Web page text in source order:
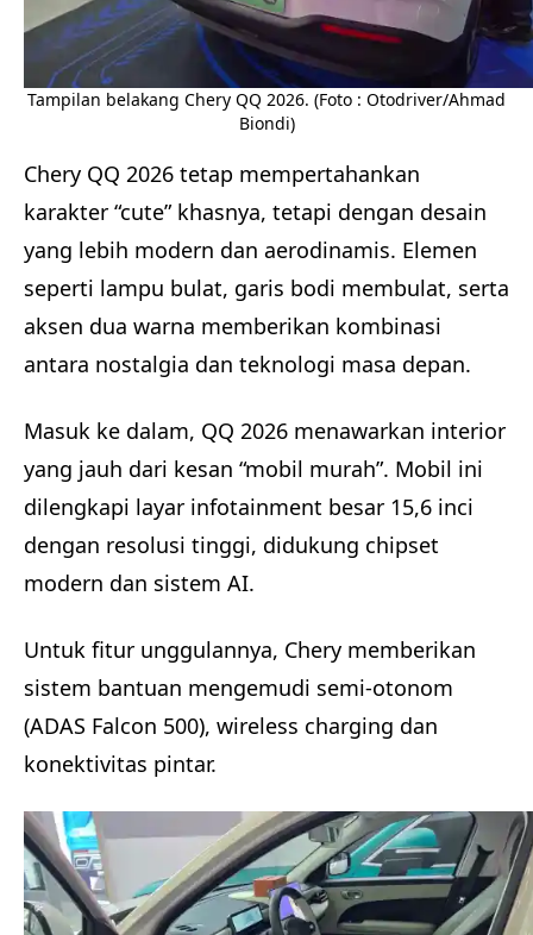
Tampilan belakang Chery QQ 2026. (Foto : Otodriver/Ahmad
Biondi)
Chery QQ 2026 tetap mempertahankan
karakter “cute” khasnya, tetapi dengan desain
yang lebih modern dan aerodinamis. Elemen
seperti lampu bulat, garis bodi membulat, serta
aksen dua warna memberikan kombinasi
antara nostalgia dan teknologi masa depan.
Masuk ke dalam, QQ 2026 menawarkan interior
yang jauh dari kesan “mobil murah”. Mobil ini
dilengkapi layar infotainment besar 15,6 inci
dengan resolusi tinggi, didukung chipset
modern dan sistem AI.
Untuk fitur unggulannya, Chery memberikan
sistem bantuan mengemudi semi-otonom
(ADAS Falcon 500), wireless charging dan
konektivitas pintar.